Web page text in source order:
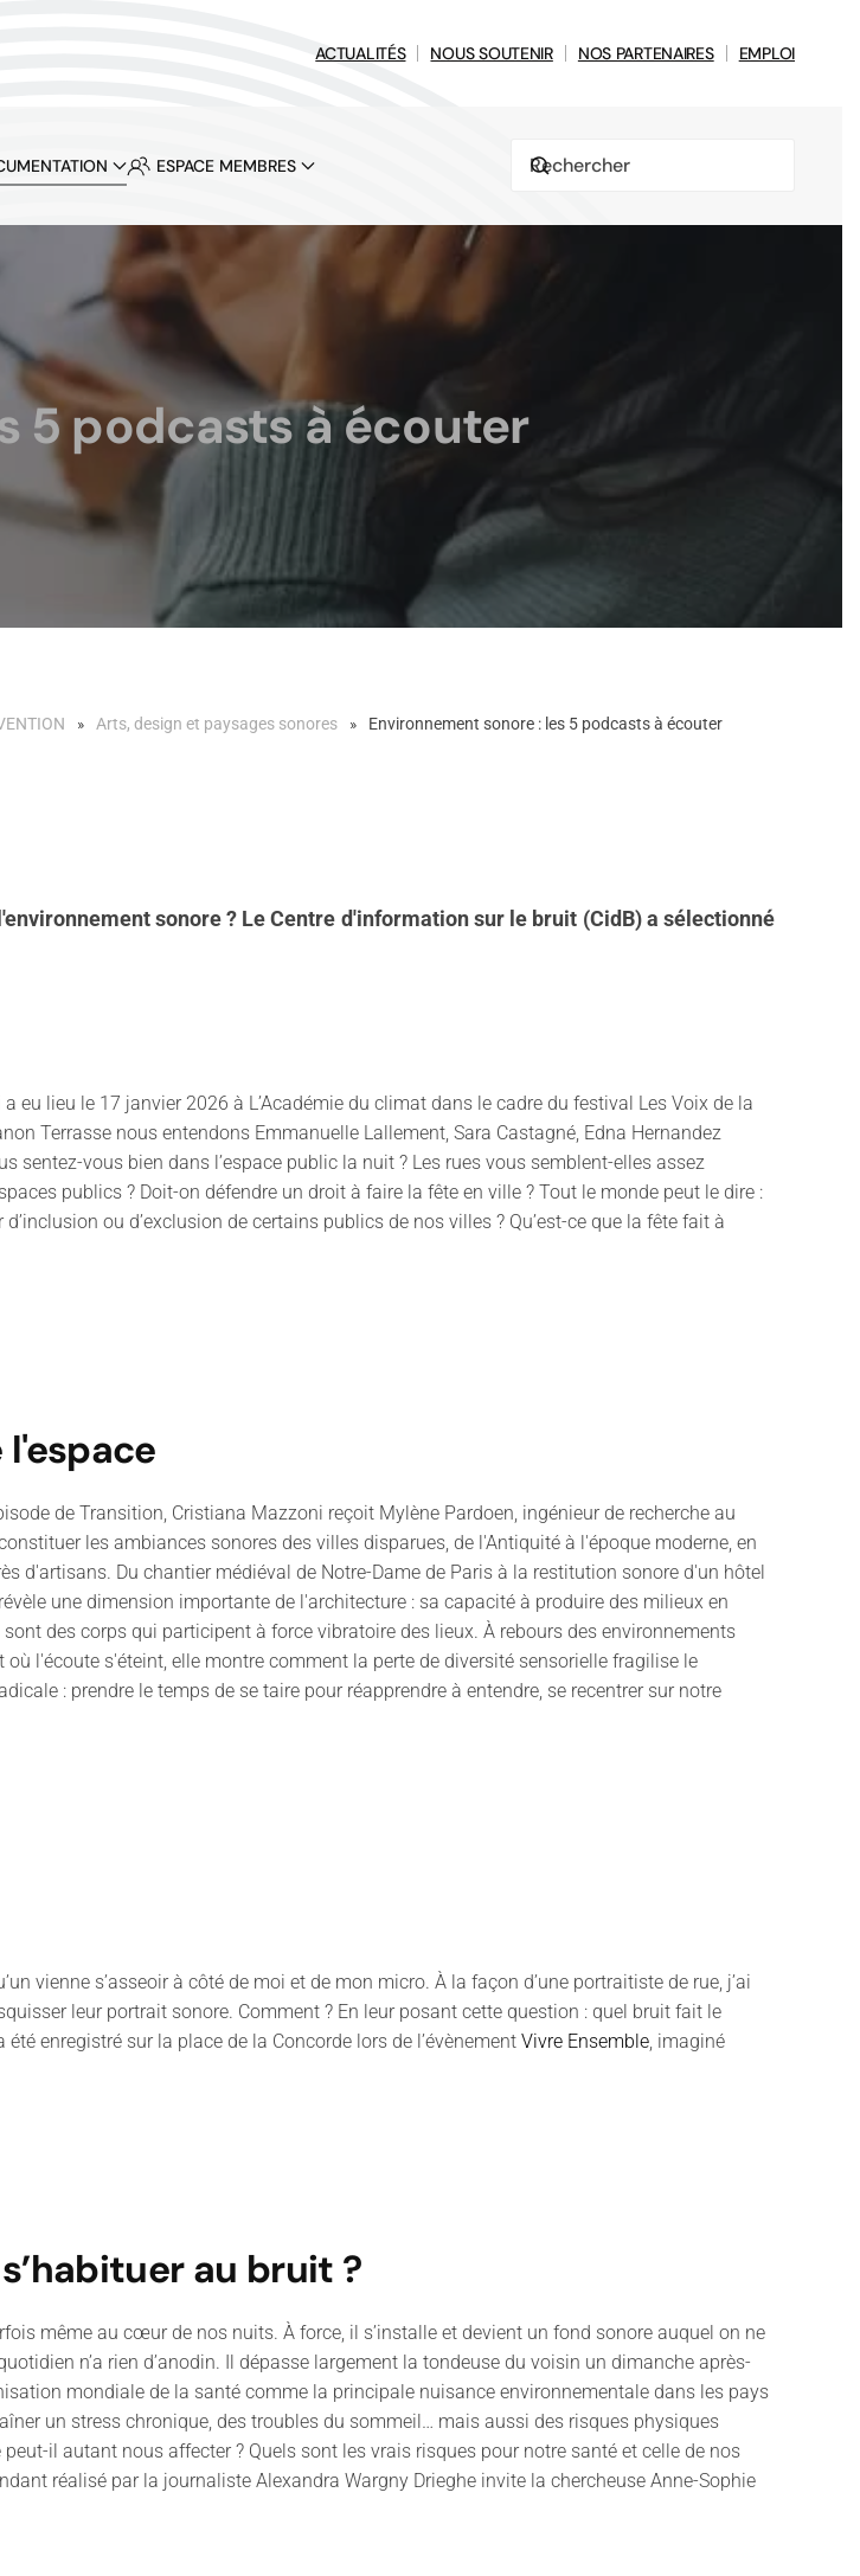
ACTUALITÉS NOUS SOUTENIR NOS PARTENAIRES EMPLOI
ESPACE MEMBRES
5 podcasts à écouter
Arts, design et paysages sonores Environnement sonore : les 5 podcasts à écouter
sonore ? Le Centre d'information sur le bruit (CidB) a sélectionné
lieu le 17 janvier 2026 à L’Académie du climat dans le cadre du festival Les Voix de la
Terrasse nous entendons Emmanuelle Lallement, Sara Castagné, Edna Hernandez
sentez-vous bien dans l’espace public la nuit ? Les rues vous semblent-elles assez
publics ? Doit-on défendre un droit à faire la fête en ville ? Tout le monde peut le dire :
ou d’exclusion de certains publics de nos villes ? Qu’est-ce que la fête fait à
de Transition, Cristiana Mazzoni reçoit Mylène Pardoen, ingénieur de recherche au
les ambiances sonores des villes disparues, de l'Antiquité à l'époque moderne, en
d'artisans. Du chantier médiéval de Notre-Dame de Paris à la restitution sonore d'un hôtel
une dimension importante de l'architecture : sa capacité à produire des milieux en
des corps qui participent à force vibratoire des lieux. À rebours des environnements
l'écoute s'éteint, elle montre comment la perte de diversité sensorielle fragilise le
: prendre le temps de se taire pour réapprendre à entendre, se recentrer sur notre
vienne s’asseoir à côté de moi et de mon micro. À la façon d’une portraitiste de rue, j’ai
leur portrait sonore. Comment ? En leur posant cette question : quel bruit fait le
enregistré sur la place de la Concorde lors de l’évènement Vivre Ensemble, imaginé
au bruit ?
même au cœur de nos nuits. À force, il s’installe et devient un fond sonore auquel on ne
n’a rien d’anodin. Il dépasse largement la tondeuse du voisin un dimanche après-
mondiale de la santé comme la principale nuisance environnementale dans les pays
un stress chronique, des troubles du sommeil… mais aussi des risques physiques
il autant nous affecter ? Quels sont les vrais risques pour notre santé et celle de nos
réalisé par la journaliste Alexandra Wargny Drieghe invite la chercheuse Anne-Sophie